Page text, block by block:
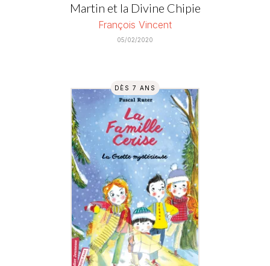
Martin et la Divine Chipie
François Vincent
05/02/2020
DÈS 7 ANS